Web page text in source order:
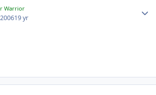
Warrior
19 yr